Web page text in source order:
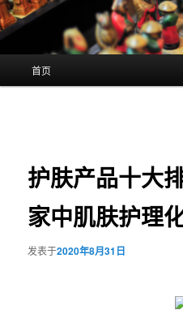
首页
护肤产品十大
家中肌肤护理
发表于2020年8月31日